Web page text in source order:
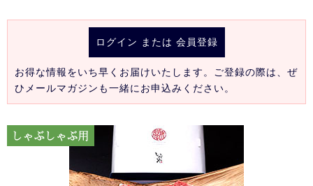
ログイン または 会員登録
お得な情報をいち早くお届けいたします。ご登録の際は、ぜ
ひメールマガジンも一緒にお申込みください。